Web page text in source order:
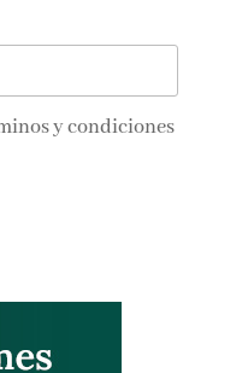
y condiciones